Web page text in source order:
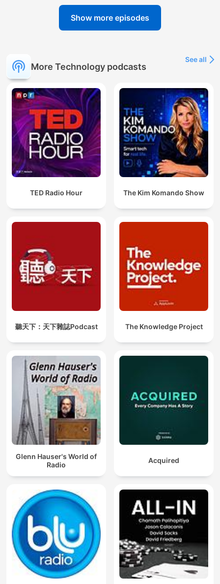
Show more episodes
More Technology podcasts
See all
TED Radio Hour The Kim Komando Show
聽天下：天下雜誌Podcast The Knowledge Project
Glenn Hauser's World of
Radio
Acquired